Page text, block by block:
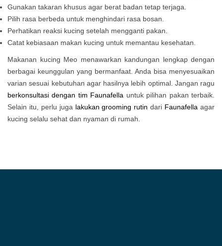
Gunakan takaran khusus agar berat badan tetap terjaga.
Pilih rasa berbeda untuk menghindari rasa bosan.
Perhatikan reaksi kucing setelah mengganti pakan.
Catat kebiasaan makan kucing untuk memantau kesehatan.
Makanan kucing Meo menawarkan kandungan lengkap dengan
berbagai keunggulan yang bermanfaat. Anda bisa menyesuaikan
varian sesuai kebutuhan agar hasilnya lebih optimal. Jangan ragu
berkonsultasi dengan tim Faunafella untuk pilihan pakan terbaik.
Selain itu, perlu juga lakukan grooming rutin dari Faunafella agar
kucing selalu sehat dan nyaman di rumah.